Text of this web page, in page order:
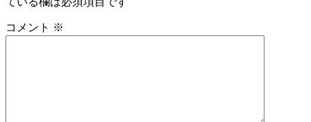
コメント ※